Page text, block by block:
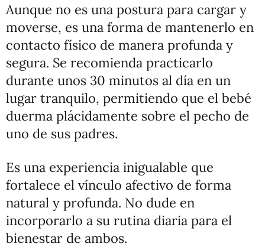
Aunque no es una postura para cargar y
moverse, es una forma de mantenerlo en
contacto físico de manera profunda y
segura. Se recomienda practicarlo
durante unos 30 minutos al día en un
lugar tranquilo, permitiendo que el bebé
duerma plácidamente sobre el pecho de
uno de sus padres.
Es una experiencia inigualable que
fortalece el vínculo afectivo de forma
natural y profunda. No dude en
incorporarlo a su rutina diaria para el
bienestar de ambos.